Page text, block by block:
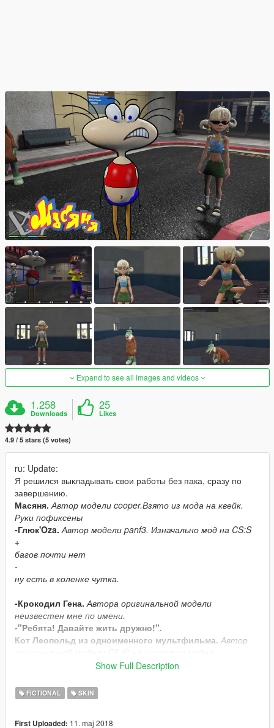
Expand to see all images and videos
1.258
Downloads
25
Likes
4.9 / 5 stars (5 votes)
ru: Update:
Я решился выкладывать свои работы без пака, сразу по
завершению.
Масяня. Автор модели cooper.Взято из мода на квейк.
Руки пофиксены
-Глюк'Oza. Автор модели panf3. Изначально мод на CS:S
+
багов почти нет
-
ну есть в коленке чутка.
-Крокодил Гена. Автора оригинальной модели
неизвестен мне по имени.
-"Ребята! Давайте жить дружно!".
Кот Леопольд из одноименного мультфильма. Автор
сократив количество полигонов и создав новую УВВ-
мультиков, но делаю я всё долго и муторно,и вообще не
обещаю. Хотя...
всё норм в риге
Show Full Description
FICTIONAL SKIN
First Uploaded: 11. maj 2018